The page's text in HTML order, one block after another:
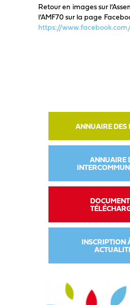
Retour en images sur
l’AMF70 sur la page
https://
ANNUAIRE DES
ANNUAIRE
INSCRIPTION